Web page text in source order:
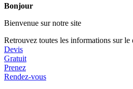
Bonjour
Bienvenue sur notre site
Retrouvez toutes les informations sur
Devis
Gratuit
Prenez
Rendez-vous